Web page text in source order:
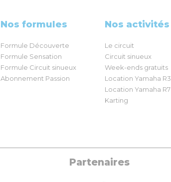
Nos formules
Formule Découverte
Formule Sensation
Formule Circuit sinueux
Abonnement Passion
Nos activités
Le circuit
Circuit sinueux
Week-ends gratuits
Location Yamaha R3
Location Yamaha R7
Karting
Partenaires